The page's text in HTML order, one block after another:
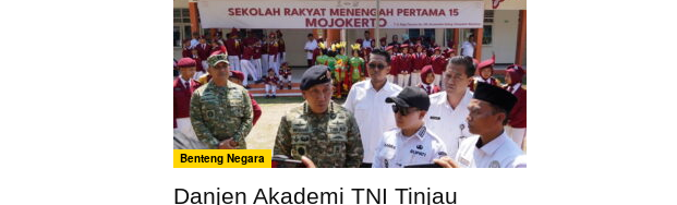
Benteng Negara
Danjen Akademi TNI Tinjau